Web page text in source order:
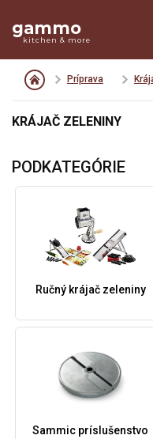
gammo
kitchen & more
Príprava
KRÁJAČ ZELENINY
PODKATEGÓRIE
Ručný krájač zeleniny
Sammic príslušenstvo